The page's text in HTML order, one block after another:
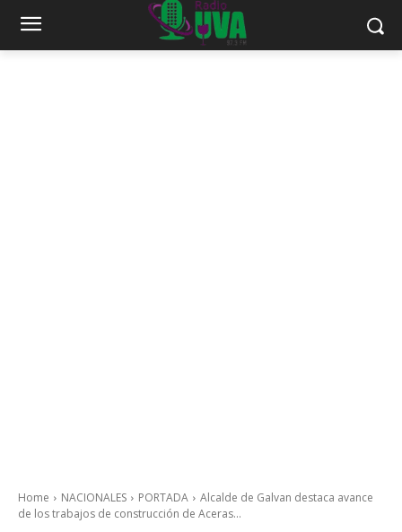
Home NACIONALES PORTADA
Alcalde de Galvan destaca avance
de los trabajos de construcción de Aceras...